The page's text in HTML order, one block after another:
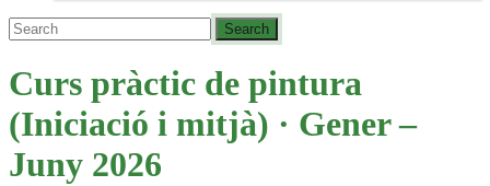
Curs pràctic de pintura
(Iniciació i mitjà) · Gener –
Juny 2026